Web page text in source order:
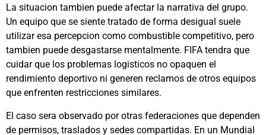
La situacion tambien puede afectar la narrativa del grupo.
Un equipo que se siente tratado de forma desigual suele
utilizar esa percepcion como combustible competitivo, pero
tambien puede desgastarse mentalmente. FIFA tendra que
cuidar que los problemas logisticos no opaquen el
rendimiento deportivo ni generen reclamos de otros equipos
que enfrenten restricciones similares.
El caso sera observado por otras federaciones que dependen
de permisos, traslados y sedes compartidas. En un Mundial